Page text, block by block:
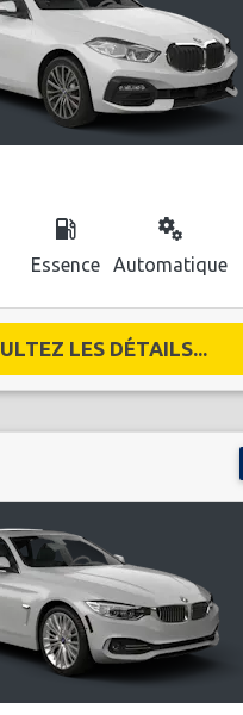
local_gas_station
Essence
miscellaneous_services
Automatique
LES DÉTAILS...